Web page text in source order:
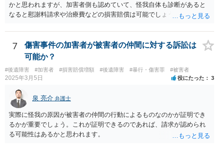
かと思われますが、加害者側も認めていて、怪我自体も診断があると
なると慰謝料請求や治療費などの損害賠償は可能でしょう。 整骨院へ
い場合が多いです。 また、保険会社から提案される金額は低めに出さ
れることも多いため、その交渉のために弁護士を入れるということも
考えられるかと思われます。
7
傷害事件の加害者が被害者の仲間に対する訴訟は
可能か？
#後遺障害 #加害者 #損害賠償増額 #後遺障害 #暴行・傷害罪 #被害者
2025年3月5日 役にたった 3
泉 亮介 弁護士
実際に怪我の原因が被害者の仲間の行動によるものなのかが証明でき
るかが重要でしょう。これが証明できるのであれば、請求が認められ
る可能性はあるかと思われます。